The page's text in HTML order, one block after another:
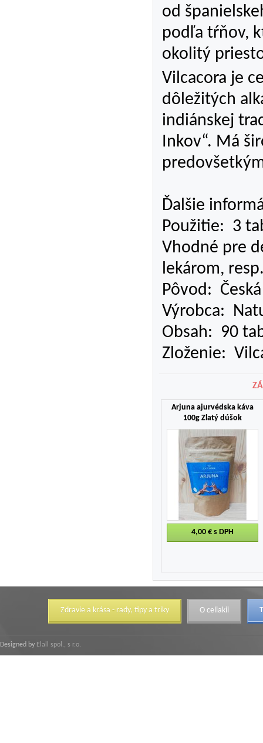
od
podľa tŕňov,
okolitý
Vilcacora je
dôležitých
indiánskej
Inkov“. Má
Ďalšie
Použitie: 3
Vhodné pre
lekárom,
Pôvod:
Výrobca:
Obsah: 90
Zloženie:
Arjuna ajurvédska káva
100g Zlatý dúšok
4,00 € s DPH
Zdravie a krása - rady, tipy a triky O celiakii
Designed by Elall spol., s r.o.